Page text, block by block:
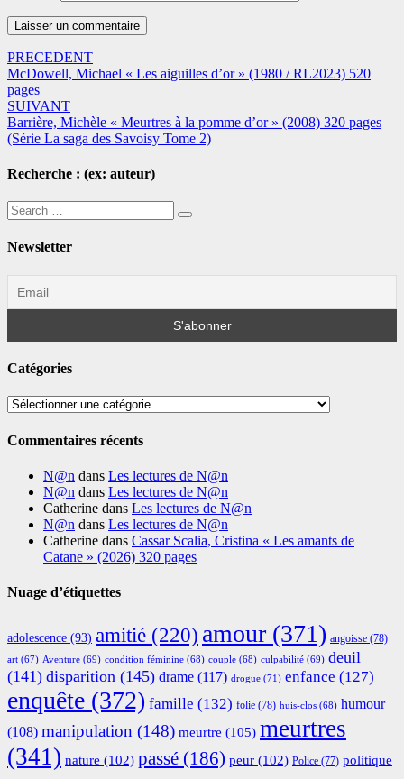
Navigation
dans
les
articles
PRECEDENT
McDowell, Michael « Les aiguilles d’or » (1980 / RL2023) 520
pages
SUIVANT
Barrière, Michèle « Meurtres à la pomme d’or » (2008) 320 pages
(Série La saga des Savoisy Tome 2)
Recherche : (ex: auteur)
Search
for:
Search
Newsletter
Catégories
Catégories
Commentaires récents
N@n dans Les lectures de N@n
N@n dans Les lectures de N@n
Catherine dans Les lectures de N@n
N@n dans Les lectures de N@n
Catherine dans Cassar Scalia, Cristina « Les amants de
Catane » (2026) 320 pages
Nuage d’étiquettes
adolescence (93) amitié (220) amour (371) angoisse (78)
art (67) Aventure (69) condition féminine (68) couple (68) culpabilité (69) deuil
(141) disparition (145) drame (117) drogue (71) enfance (127)
enquête (372) famille (132) folie (78) huis-clos (68) humour
(108) manipulation (148) meurtre (105) meurtres
(341) nature (102) passé (186) peur (102) Police (77) politique